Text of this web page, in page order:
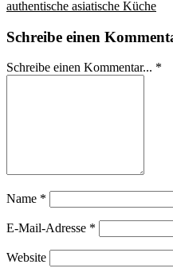
authentische asiatische Küche
Schreibe einen
Schreibe einen Kommentar... *
Name *
E-Mail-Adresse *
Website